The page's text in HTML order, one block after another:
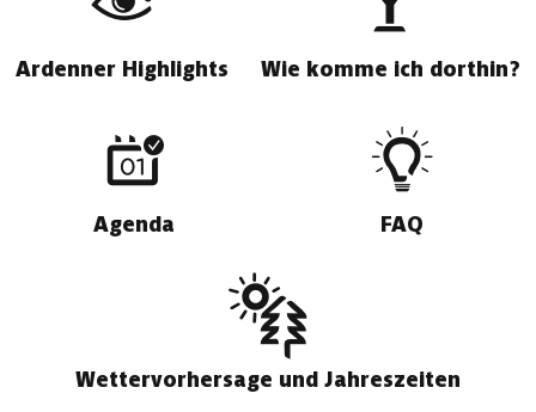
Ardenner Highlights Wie komme ich dorthin?
Agenda FAQ
Wettervorhersage und Jahreszeiten